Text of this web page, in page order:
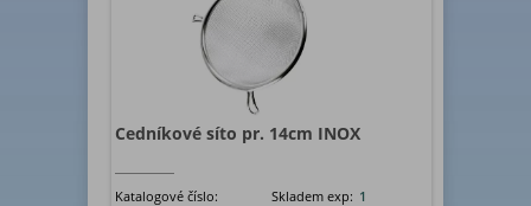
Cedníkové síto pr. 14cm INOX
Katalogové číslo:
Skladem exp: 1